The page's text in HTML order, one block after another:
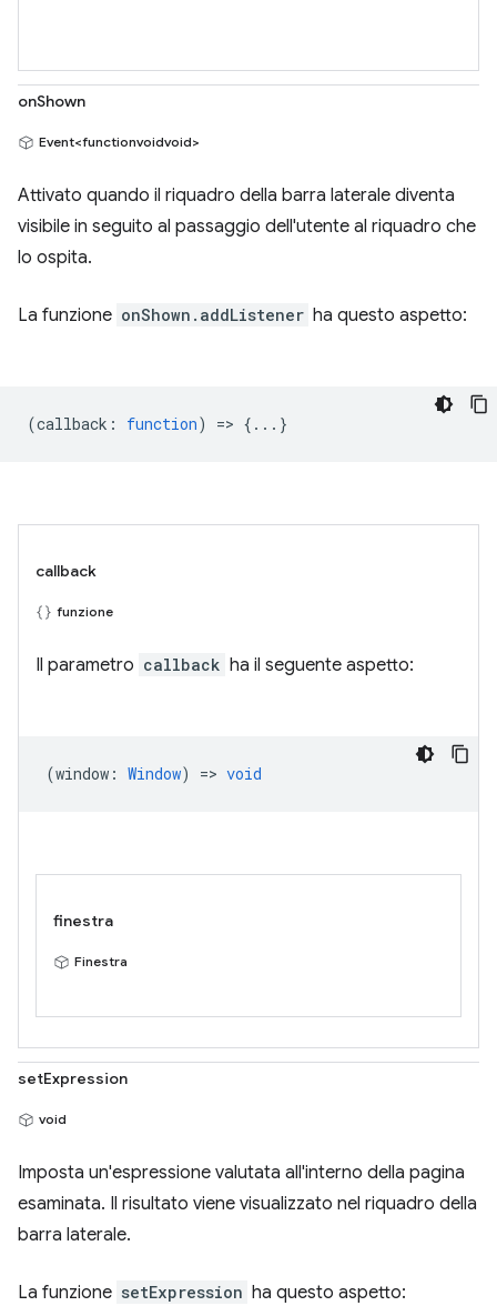
onShown
Event<functionvoidvoid>
Attivato quando il riquadro della barra laterale diventa
visibile in seguito al passaggio dell'utente al riquadro che
lo ospita.
La funzione onShown.addListener ha questo aspetto:
(callback : function) => {...}
callback
funzione
Il parametro callback ha il seguente aspetto:
(window : Window) => void
finestra
Finestra
setExpression
void
Imposta un'espressione valutata all'interno della pagina
esaminata. Il risultato viene visualizzato nel riquadro della
barra laterale.
La funzione setExpression ha questo aspetto: